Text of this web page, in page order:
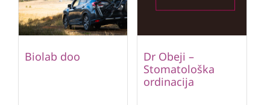
Biolab doo
Dr Obeji –
Stomatološka
ordinacija